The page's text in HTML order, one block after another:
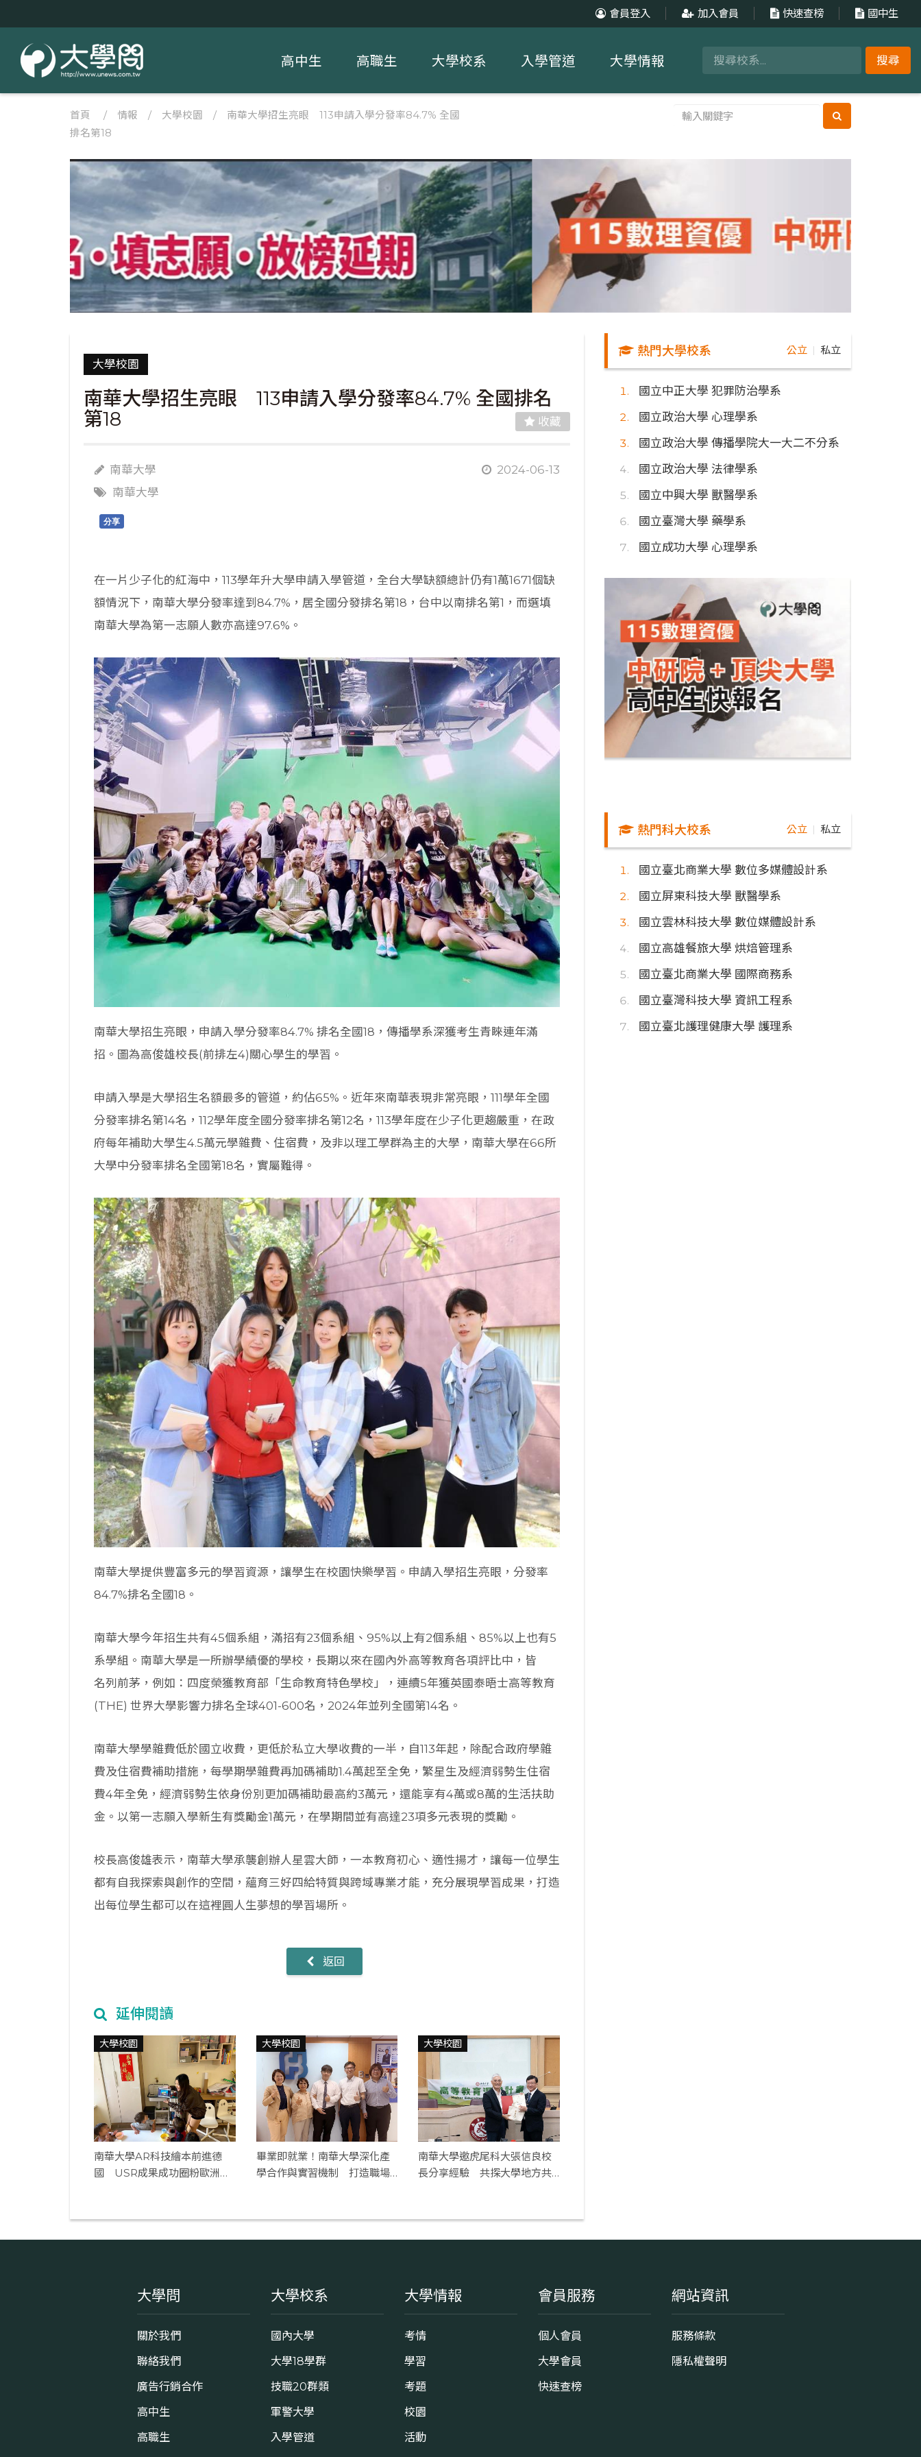
會員登入 加入會員 快速查榜 國中生
搜尋
高中生 高職生 大學校系 入學管道 大學情報
首頁 / 情報 / 大學校園 / 南華大學招生亮眼 113申請入學分發率84.7% 全國
排名第18
大學校園
南華大學招生亮眼 113申請入學分發率84.7% 全國排名
第18
收藏
南華大學
2024-06-13
南華大學
分享
在一片少子化的紅海中，113學年升大學申請入學管道，全台大學缺額總計仍有1萬1671個缺
額情況下，南華大學分發率達到84.7%，居全國分發排名第18，台中以南排名第1，而選填
南華大學為第一志願人數亦高達97.6%。
南華大學招生亮眼，申請入學分發率84.7% 排名全國18，傳播學系深獲考生青睞連年滿
招。圖為高俊雄校長(前排左4)關心學生的學習。
申請入學是大學招生名額最多的管道，約佔65%。近年來南華表現非常亮眼，111學年全國
分發率排名第14名，112學年度全國分發率排名第12名，113學年度在少子化更趨嚴重，在政
府每年補助大學生4.5萬元學雜費、住宿費，及非以理工學群為主的大學，南華大學在66所
大學中分發率排名全國第18名，實屬難得。
南華大學提供豐富多元的學習資源，讓學生在校園快樂學習。申請入學招生亮眼，分發率
84.7%排名全國18。
南華大學今年招生共有45個系組，滿招有23個系組、95%以上有2個系組、85%以上也有5
系學組。南華大學是一所辦學績優的學校，長期以來在國內外高等教育各項評比中，皆
名列前茅，例如：四度榮獲教育部「生命教育特色學校」，連續5年獲英國泰晤士高等教育
(THE) 世界大學影響力排名全球401-600名，2024年並列全國第14名。
南華大學學雜費低於國立收費，更低於私立大學收費的一半，自113年起，除配合政府學雜
費及住宿費補助措施，每學期學雜費再加碼補助1.4萬起至全免，繁星生及經濟弱勢生住宿
費4年全免，經濟弱勢生依身份別更加碼補助最高約3萬元，還能享有4萬或8萬的生活扶助
金。以第一志願入學新生有獎勵金1萬元，在學期間並有高達23項多元表現的獎勵。
校長高俊雄表示，南華大學承襲創辦人星雲大師，一本教育初心、適性揚才，讓每一位學生
都有自我探索與創作的空間，蘊育三好四給特質與跨域專業才能，充分展現學習成果，打造
出每位學生都可以在這裡圓人生夢想的學習場所。
返回
延伸閱讀
大學校園
南華大學AR科技繪本前進德
國 USR成果成功圈粉歐洲萌
大學校園
畢業即就業！南華大學深化產
學合作與實習機制 打造職場
大學校園
南華大學邀虎尾科大張信良校
長分享經驗 共探大學地方共
熱門大學校系 公立 私立
國立中正大學 犯罪防治學系
國立政治大學 心理學系
國立政治大學 傳播學院大一大二不分系
國立政治大學 法律學系
國立中興大學 獸醫學系
國立臺灣大學 藥學系
國立成功大學 心理學系
熱門科大校系 公立 私立
國立臺北商業大學 數位多媒體設計系
國立屏東科技大學 獸醫學系
國立雲林科技大學 數位媒體設計系
國立高雄餐旅大學 烘焙管理系
國立臺北商業大學 國際商務系
國立臺灣科技大學 資訊工程系
國立臺北護理健康大學 護理系
大學問
關於我們
聯絡我們
廣告行銷合作
高中生
高職生
大學校系
國內大學
大學18學群
技職20群類
軍警大學
入學管道
大學情報
考情
學習
考題
校園
活動
會員服務
個人會員
大學會員
快速查榜
網站資訊
服務條款
隱私權聲明